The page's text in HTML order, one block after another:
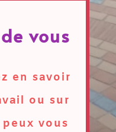
vous
en savoir
ou sur
vous